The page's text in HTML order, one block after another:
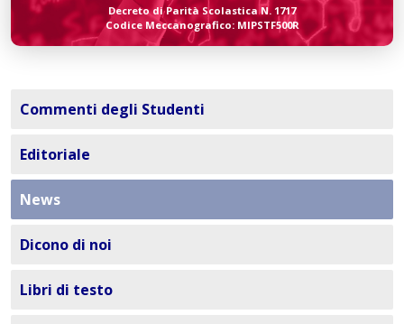
Decreto di Parità Scolastica N. 1717
Codice Meccanografico: MIPSTF500R
Commenti degli Studenti
Editoriale
News
Dicono di noi
Libri di testo